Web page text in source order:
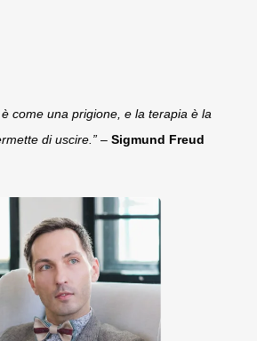
come una prigione, e la terapia è la
di uscire.” –Sigmund Freud